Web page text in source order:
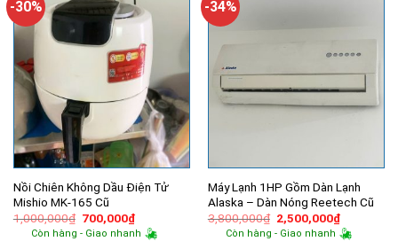
-30%
Nồi Chiên Không Dầu Điện Tử
Mishio MK-165 Cũ
1,000,000₫ Giá
gốc
là:
700,000₫Giá
hiện
tại
Còn hàng - Giao nhanh
-34%
Máy Lạnh 1HP Gồm Dàn Lạnh
Alaska – Dàn Nóng Reetech Cũ
3,800,000₫ Giá
gốc
là:
2,500,000₫Giá
hiện
tại
Còn hàng - Giao nhanh